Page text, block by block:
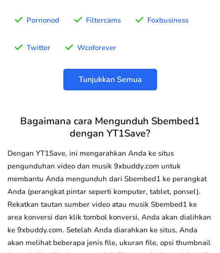
Pornonod Filtercams Foxbusiness
Twitter Wcoforever
Tunjukkan Semua
Bagaimana cara Mengunduh Sbembed1
dengan YT1Save?
Dengan YT1Save, ini mengarahkan Anda ke situs
pengunduhan video dan musik 9xbuddy.com untuk
membantu Anda mengunduh dari Sbembed1 ke perangkat
Anda (perangkat pintar seperti komputer, tablet, ponsel).
Rekatkan tautan sumber video atau musik Sbembed1 ke
area konversi dan klik tombol konversi, Anda akan dialihkan
ke 9xbuddy.com. Setelah Anda diarahkan ke situs, Anda
akan melihat beberapa jenis file, ukuran file, opsi thumbnail